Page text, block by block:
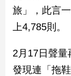
南
灣
觀
旅」，此言
上4,785則。
2月17日聲量
發現連「拖